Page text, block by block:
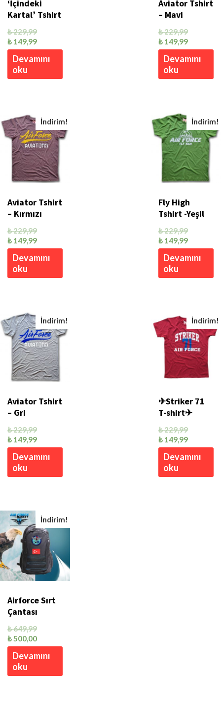
‘İçindeki
Kartal’ Tshirt
₺229,99
₺ 149,99
Devamını
oku
Aviator Tshirt
– Mavi
₺229,99
₺149,99
Devamını
oku
İndirim!
Aviator Tshirt
– Kırmızı
₺229,99
₺ 149,99
Devamını
oku
İndirim!
Fly High
Tshirt -Yeşil
₺229,99
₺149,99
Devamını
oku
İndirim!
Aviator Tshirt
– Gri
₺229,99
₺ 149,99
Devamını
oku
İndirim!
✈Striker 71
T-shirt✈
₺229,99
₺149,99
Devamını
oku
İndirim!
Airforce Sırt
Çantası
₺649,99
₺ 500,00
Devamını
oku